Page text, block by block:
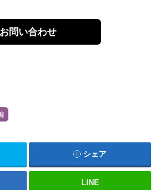
お問い合わせ
シェア
LINE